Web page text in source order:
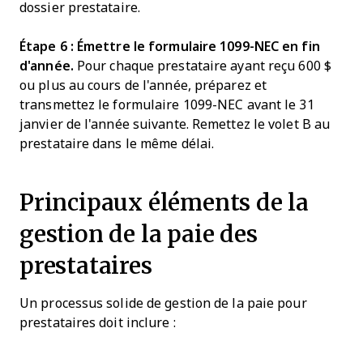
dossier prestataire.
Étape 6 : Émettre le formulaire 1099-NEC en fin
d'année. Pour chaque prestataire ayant reçu 600 $
ou plus au cours de l'année, préparez et
transmettez le formulaire 1099-NEC avant le 31
janvier de l'année suivante. Remettez le volet B au
prestataire dans le même délai.
Principaux éléments de la
gestion de la paie des
prestataires
Un processus solide de gestion de la paie pour
prestataires doit inclure :